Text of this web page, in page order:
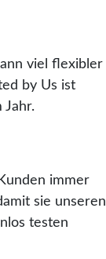
viel flexibler
by Us ist
Jahr.
immer
sie unseren
testen